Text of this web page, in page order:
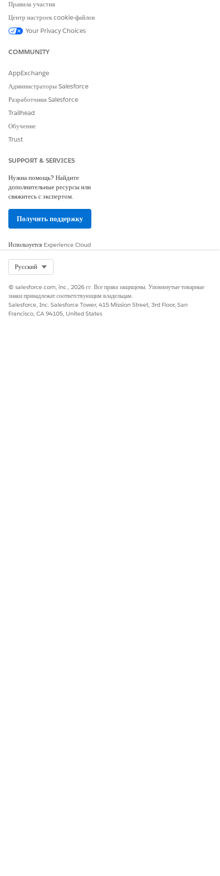
Нажмите «
Сохраните и просмотрите панель мониторинга.
Протестируйте параметр, используя средство выбора даты для
ЭТА СТАТЬЯ РЕШИЛА ВАШУ ПРОБЛЕМУ?
Правила участия
Центр настроек cookie-файлов
Your Privacy Choices
COMMUNITY
AppExchange
Администраторы Salesforce
Разработчики Salesforce
Trailhead
Обучение
Trust
SUPPORT & SERVICES
Нужна помощь? Найдите
дополнительные ресурсы или
свяжитесь с экспертом.
Получить поддержку
Используется Experience Cloud
Русский
© salesforce.com, inc., 2026 гг. Все права защищены. Упомянутые товарные
знаки принадлежат соответствующим владельцам.
Salesforce, Inc. Salesforce Tower, 415 Mission Street, 3rd Floor, San
Francisco, CA 94105, United States